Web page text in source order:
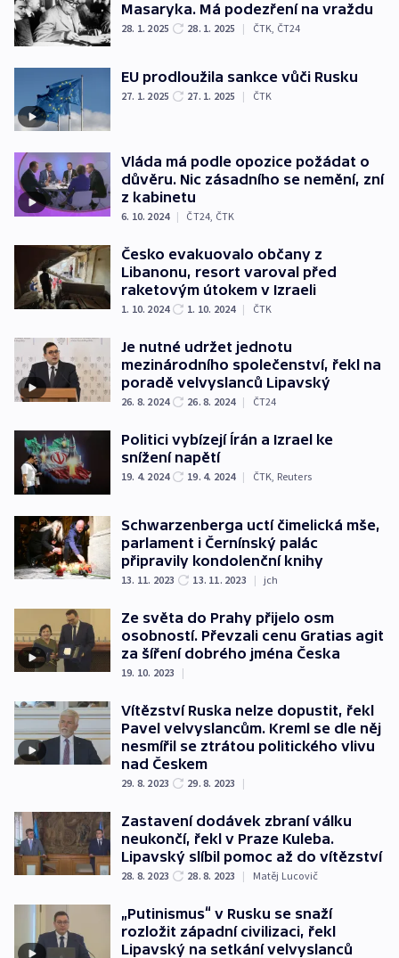
Masaryka. Má podezření na vraždu
28. 1. 2025 28. 1. 2025 | ČTK, ČT24
EU prodloužila sankce vůči Rusku
27. 1. 2025 27. 1. 2025 | ČTK
Vláda má podle opozice požádat o
důvěru. Nic zásadního se nemění, zní
z kabinetu
6. 10. 2024 | ČT24, ČTK
Česko evakuovalo občany z
Libanonu, resort varoval před
raketovým útokem v Izraeli
1. 10. 2024 1. 10. 2024 | ČTK
Je nutné udržet jednotu
mezinárodního společenství, řekl na
poradě velvyslanců Lipavský
26. 8. 2024 26. 8. 2024 | ČT24
Politici vybízejí Írán a Izrael ke
snížení napětí
19. 4. 2024 19. 4. 2024 | ČTK, Reuters
Schwarzenberga uctí čimelická mše,
parlament i Černínský palác
připravily kondolenční knihy
13. 11. 2023 13. 11. 2023 | jch
Ze světa do Prahy přijelo osm
osobností. Převzali cenu Gratias agit
za šíření dobrého jména Česka
19. 10. 2023 |
Vítězství Ruska nelze dopustit, řekl
Pavel velvyslancům. Kreml se dle něj
nesmířil se ztrátou politického vlivu
nad Českem
29. 8. 2023 29. 8. 2023 |
Zastavení dodávek zbraní válku
neukončí, řekl v Praze Kuleba.
Lipavský slíbil pomoc až do vítězství
28. 8. 2023 28. 8. 2023 | Matěj Lucovič
„Putinismus“ v Rusku se snaží
rozložit západní civilizaci, řekl
Lipavský na setkání velvyslanců